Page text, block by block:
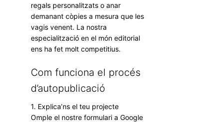
regals personalitzats o anar
demanant còpies a mesura que les
vagis venent. La nostra
especialització en el món editorial
ens ha fet molt competitius.
Com funciona el procés
d’autopublicació
1. Explica’ns el teu projecte
Omple el nostre formulari a Google